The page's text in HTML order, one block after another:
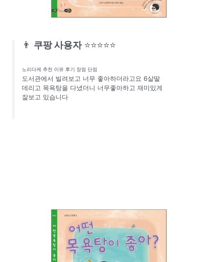
👨 쿠팡 사용자 ⭐⭐⭐⭐⭐
노리다케 추천 이유 후기 장점 단점
도서관에서 빌려보고 너무 좋아하더라고요 6살딸
데리고 목욕탕을 다녔더니 너무좋아하고 재미있게
잘보고 있습니다